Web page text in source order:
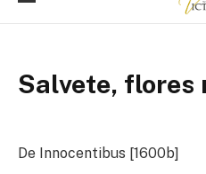
Salvete, flores
De Innocentibus [1600b]